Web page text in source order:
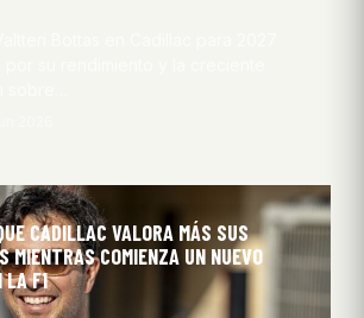
CADILLAC VALORA MÁS SUS
MIENTRAS COMIENZA UN NUEVO
LA F1